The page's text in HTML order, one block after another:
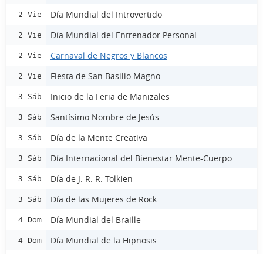
2 Vie Día Mundial del Introvertido
2 Vie Día Mundial del Entrenador Personal
2 Vie Carnaval de Negros y Blancos
2 Vie Fiesta de San Basilio Magno
3 Sáb Inicio de la Feria de Manizales
3 Sáb Santísimo Nombre de Jesús
3 Sáb Día de la Mente Creativa
3 Sáb Día Internacional del Bienestar Mente-Cuerpo
3 Sáb Día de J. R. R. Tolkien
3 Sáb Día de las Mujeres de Rock
4 Dom Día Mundial del Braille
4 Dom Día Mundial de la Hipnosis